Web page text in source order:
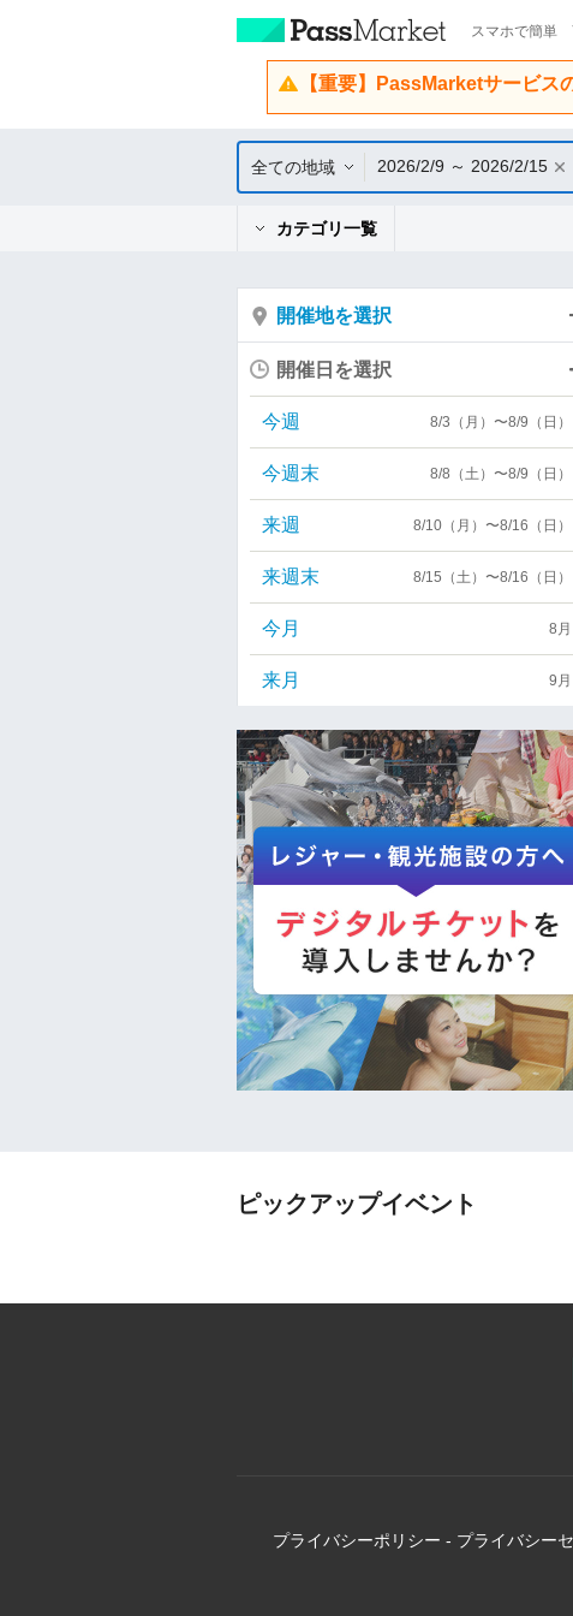
スマホで簡単
【重要】PassMarketサービス
全ての地域 2026/2/9 ～ 2026/2/15
カテゴリ一覧
開催地を選択
開催日を選択
今週 8/3（月）〜8/9（日）
今週末 8/8（土）〜8/9（日）
来週 8/10（月）〜8/16（日）
来週末 8/15（土）〜8/16（日）
今月 8月
来月 9月
ピックアップイベント
プライバシーポリシー - プライバシー